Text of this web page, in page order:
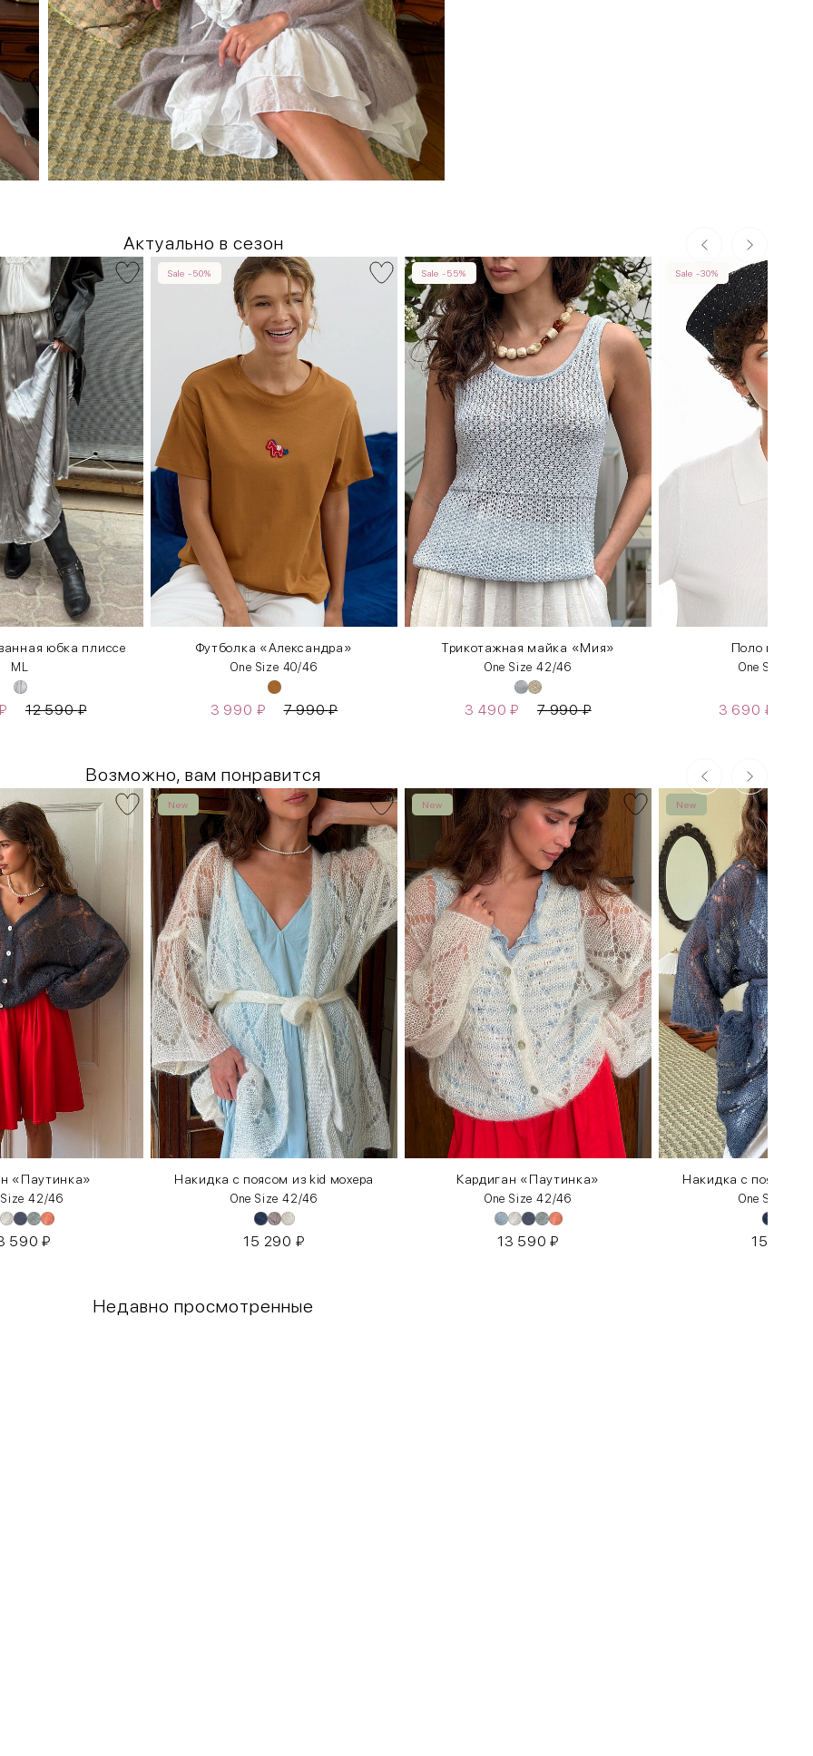
Актуально в сезон
юбка плиссе
M L
12 590₽
Sale -50%
Футболка «Александра»
One Size 40/46
3 990 ₽ 7 990₽
Sale -55%
Трикотажная майка «Мия»
One Size 42/46
3 490₽ 7 990₽
Sale -30%
Поло из
One Size
3 690 ₽
Возможно, вам понравится
«Паутинка»
Size 42/46
590₽
New
Накидка с поясом из kid мохера
One Size 42/46
15 290 ₽
New
Кардиган «Паутинка»
One Size 42/46
13 590₽
New
Накидка с поясом
One Size
15 290
Недавно просмотренные